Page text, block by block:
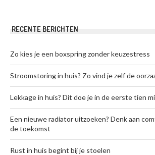
RECENTE BERICHTEN
Zo kies je een boxspring zonder keuzestress
Stroomstoring in huis? Zo vind je zelf de
Lekkage in huis? Dit doe je in de eerste tien
Een nieuwe radiator uitzoeken? Denk aan
de toekomst
Rust in huis begint bij je stoelen